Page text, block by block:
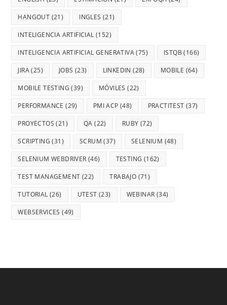
HANGOUT (21) INGLES (21)
INTELIGENCIA ARTIFICIAL (152)
INTELIGENCIA ARTIFICIAL GENERATIVA(75) ISTQB (166)
JIRA(25) JOBS (23) LINKEDIN (28) MOBILE (64)
MOBILE TESTING (39) MÓVILES (22)
PERFORMANCE (29) PMI ACP (48) PRACTITEST (37)
PROYECTOS (21) QA (22) RUBY (72)
SCRIPTING (31) SCRUM (37) SELENIUM (48)
SELENIUM WEBDRIVER (46) TESTING (162)
TEST MANAGEMENT (22) TRABAJO (71)
TUTORIAL (26) UTEST (23) WEBINAR (34)
WEBSERVICES (49)